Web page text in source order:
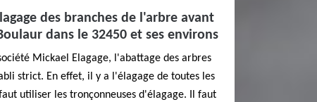
des branches de l'arbre avant
dans le 32450 et ses environs
Mickael Elagage, l'abattage des arbres
strict. En effet, il y a l'élagage de toutes les
utiliser les tronçonneuses d'élagage. Il faut